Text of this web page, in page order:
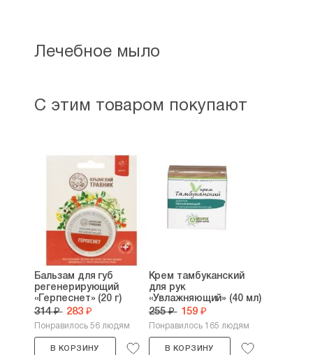
Лечебное мыло
С этим товаром покупают
Бальзам для губ
регенерирующий
«Герпеснет» (20 г)
314 ₽ 283 ₽
Понравилось 56 людям
В КОРЗИНУ
Крем тамбуканский
для рук
«Увлажняющий» (40 мл)
255 ₽ 159 ₽
Понравилось 165 людям
В КОРЗИНУ